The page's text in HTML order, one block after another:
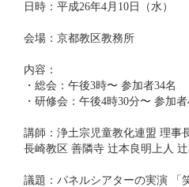
日時：平成26年4月10日（水）
会場：京都教区教務所
内容：
・総会：午後3時〜 参加者34名
・研修会：午後4時30分〜 参加者
講師：浄土宗児童教化連盟 理事
長崎教区 善隣寺 辻本良明上人
議題：パネルシアターの実演 「